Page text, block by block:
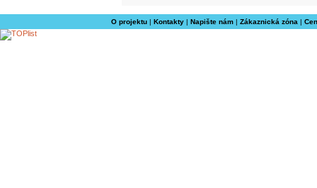
O projektu| Kontakty| Napište nám| Zákaznická zóna |